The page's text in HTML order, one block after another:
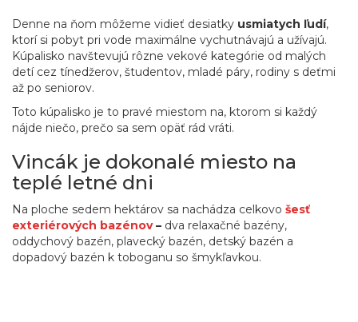
Denne na ňom môžeme vidieť desiatky usmiatych ľudí,
ktorí si pobyt pri vode maximálne vychutnávajú a užívajú.
Kúpalisko navštevujú rôzne vekové kategórie od malých
detí cez tínedžerov, študentov, mladé páry, rodiny s deťmi
až po seniorov.
Toto kúpalisko je to pravé miestom na, ktorom si každý
nájde niečo, prečo sa sem opäť rád vráti.
Vincák je dokonalé miesto na
teplé letné dni
Na ploche sedem hektárov sa nachádza celkovo šesť
exteriérových bazénov– dva relaxačné bazény,
oddychový bazén, plavecký bazén, detský bazén a
dopadový bazén k toboganu so šmykľavkou.